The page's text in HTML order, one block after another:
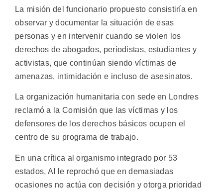
La misión del funcionario propuesto consistiría en
observar y documentar la situación de esas
personas y en intervenir cuando se violen los
derechos de abogados, periodistas, estudiantes y
activistas, que continúan siendo víctimas de
amenazas, intimidación e incluso de asesinatos.
La organización humanitaria con sede en Londres
reclamó a la Comisión que las víctimas y los
defensores de los derechos básicos ocupen el
centro de su programa de trabajo.
En una crítica al organismo integrado por 53
estados, AI le reprochó que en demasiadas
ocasiones no actúa con decisión y otorga prioridad